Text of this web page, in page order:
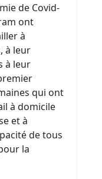
de Covid-
ont
à
à leur
à leur
qui ont
à domicile
et à
de tous
la